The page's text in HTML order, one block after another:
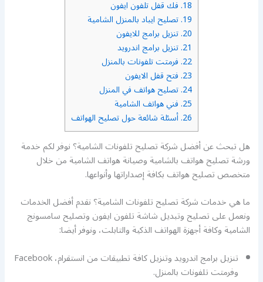
18. فك قفل تلفون ايفون
19. تصليح ايباد بالمنزل الشامية
20. تنزيل برامج للايفون
21. تنزيل برامج اندرويد
22. فرمتت تلفونات بالمنزل
23. فتح قفل الايفون
24. تصليح هواتف في المنزل
25. فني هواتف الشامية
26. أسئلة شائعة حول تصليح الهواتف
هل تبحث عن أفضل شركة تصليح تلفونات الشامية؟ نوفر لكم خدمة
ورشة تصليح هواتف بالشامية وصيانة هواتف الشامية من خلال
متخصص تصليح هواتف بكافة إصداراتها وأنواعها.
ما هي خدمات شركة تصليح تلفونات الشامية؟ نقدم أفضل الخدمات
ونعمل على تصليح وتبديل شاشة تلفون ايفون وتصليح سامسونج
الشامية وكافة أجهزة الهواتف الذكية والتابلت، ونوفر أيضا:
تنزيل برامج اندرويد وتنزيل كافة تطبيقات من انستقرام، Facebook
وفرمتت تلفونات بالمنزل.